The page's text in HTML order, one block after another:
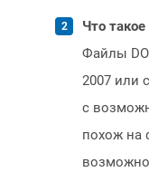
Что
Файлы
2007 или
с
похож на